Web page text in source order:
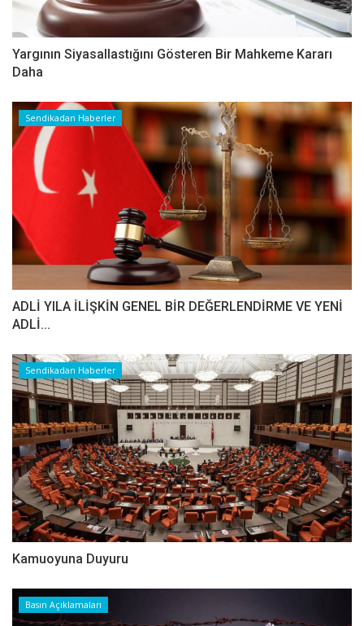
Yargının Siyasallastığını Gösteren Bir Mahkeme Kararı
Daha
Sendikadan Haberler
ADLİ YILA İLİŞKİN GENEL BİR DEĞERLENDİRME VE YENİ
ADLİ...
Sendikadan Haberler
Kamuoyuna Duyuru
Basın Açıklamaları